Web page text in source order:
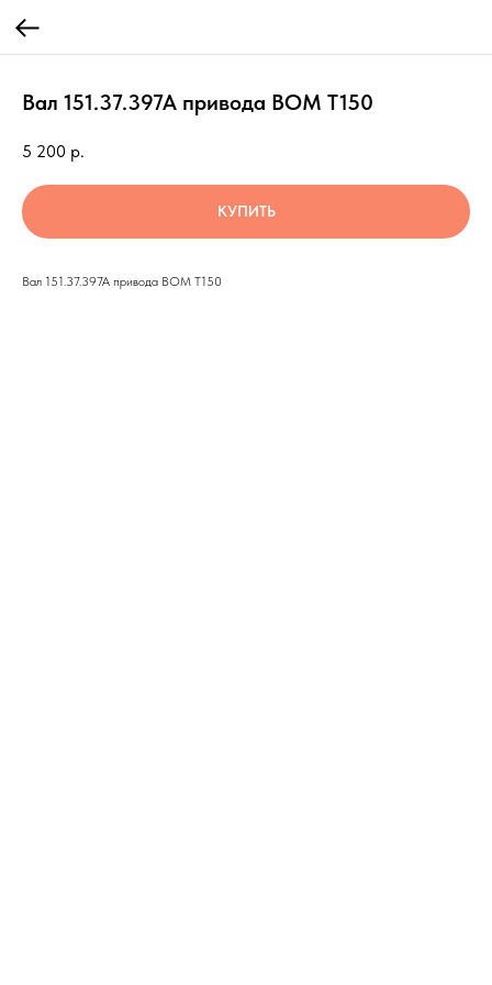
Вал 151.37.397А привода ВОМ Т150
5 200 р.
КУПИТЬ
Вал 151.37.397А привода ВОМ Т150